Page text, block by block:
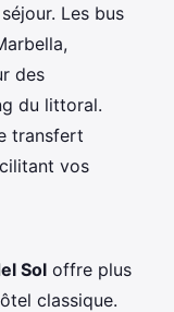
Les bus
des
du littoral.
transfert
vos
Sol offre plus
classique.